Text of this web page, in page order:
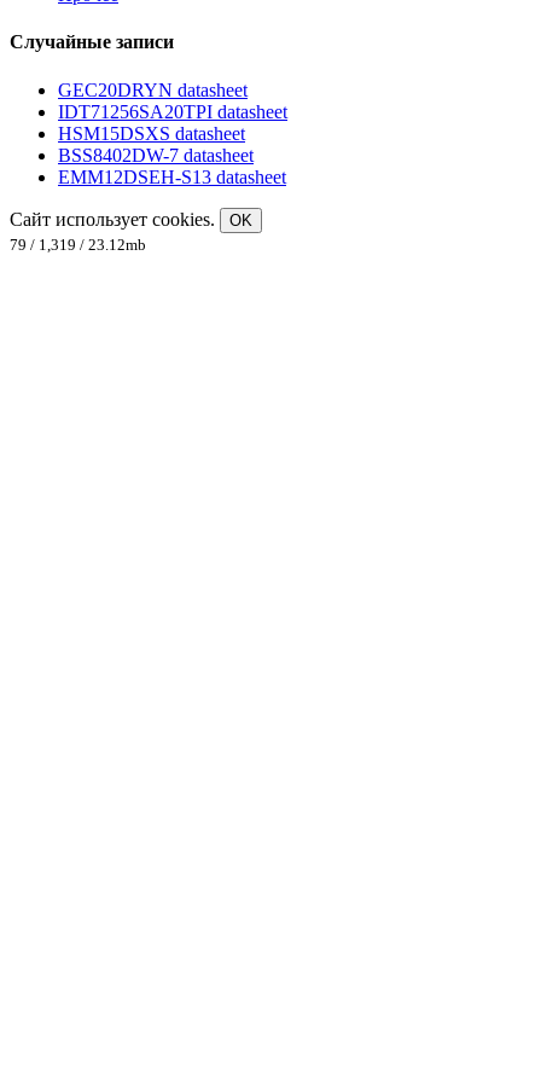
Случайные записи
GEC20DRYN datasheet
IDT71256SA20TPI datasheet
HSM15DSXS datasheet
BSS8402DW-7 datasheet
EMM12DSEH-S13 datasheet
Сайт использует cookies.
OK
79 / 1,319 / 23.12mb